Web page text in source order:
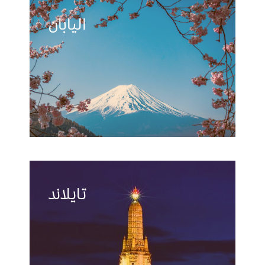
اليابان
تايلاند